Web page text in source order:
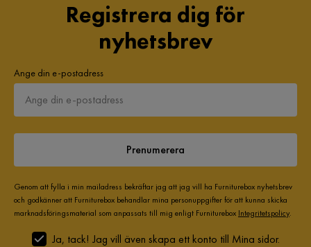
Registrera dig för
nyhetsbrev
Ange din e-postadress
Prenumerera
Genom att fylla i min mailadress bekräftar jag att jag vill ha Furniturebox nyhetsbrev
och godkänner att Furniturebox behandlar mina personuppgifter för att kunna skicka
marknadsföringsmaterial som anpassats till mig enligt Furniturebox Integritetspolicy.
Ja, tack! Jag vill även skapa ett konto till Mina sidor.